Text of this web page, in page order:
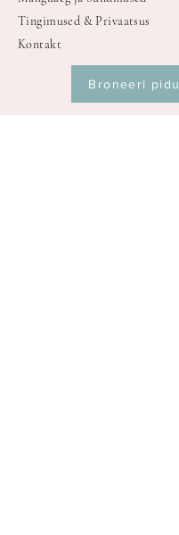
Tingimused & Privaatsus
Kontakt
Broneeri pidu